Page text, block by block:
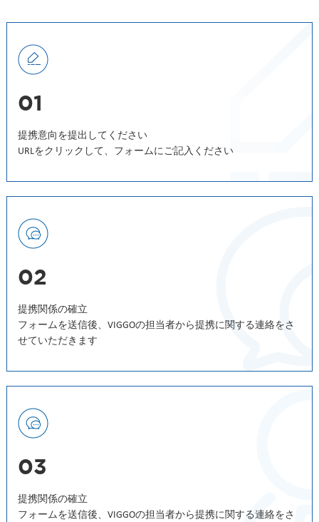
01
提携意向を提出してください
URLをクリックして、フォームにご記入ください
02
提携関係の確立
フォームを送信後、VIGGOの担当者から提携に関する連絡をさ
せていただきます
03
提携関係の確立
フォームを送信後、VIGGOの担当者から提携に関する連絡をさ